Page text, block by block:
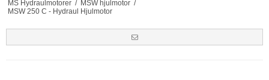
MS Hydraulmotorer / MSW hjulmotor /
MSW 250 C - Hydraul Hjulmotor